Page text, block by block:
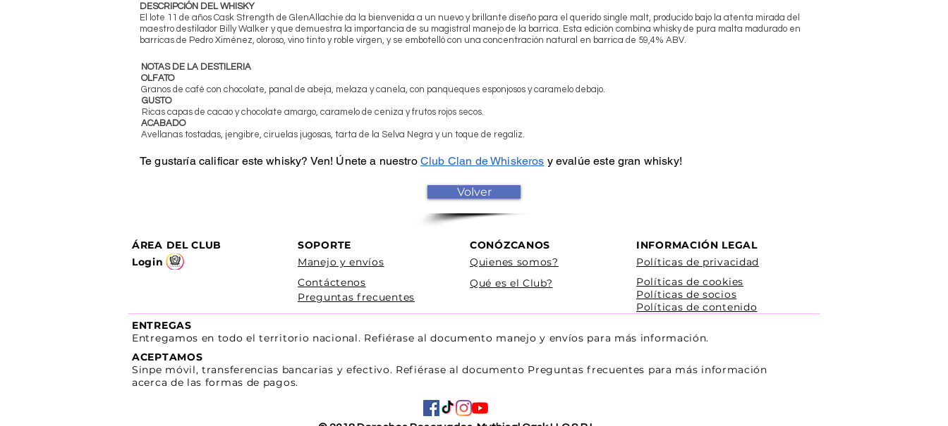
DESCRIPCIÓN DEL WHISKY
El lote 11 de años Cask Strength de GlenAllachie da la bienvenida a un nuevo y brillante diseño para el querido single malt, producido bajo la atenta mirada del
maestro destilador Billy Walker y que demuestra la importancia de su magistral manejo de la barrica. Esta edición combina whisky de pura malta madurado en
barricas de Pedro Ximénez, oloroso, vino tinto y roble virgen, y se embotelló con una concentración natural en barrica de 59,4% ABV.
NOTAS DE LA DESTILERIA
OLFATO
Granos de café con chocolate, panal de abeja, melaza y canela, con panqueques esponjosos y caramelo debajo.
GUSTO
Ricas capas de cacao y chocolate amargo, caramelo de ceniza y frutos rojos secos.
ACABADO
Avellanas tostadas, jengibre, ciruelas jugosas, tarta de la Selva Negra y un toque de regaliz.
Te gustaría calificar este whisky? Ven! Únete a nuestro Club Clan de Whiskeros y evalúe este gran whisky!
Volver
ÁREA DEL CLUB
Login
SOPORTE
Manejo y envíos
Contáctenos
CONÓZCANOS
Quienes somos?
Qué es el Club?
Preguntas frecuentes
INFORMACIÓN LEGAL
Políticas de privacidad
Políticas de cookies
Políticas de socios
Políticas de contenido
ENTREGAS
Entregamos en todo el territorio nacional. Refiérase al documento manejo y envíos para más información.
ACEPTAMOS
Sinpe móvil, transferencias bancarias y efectivo. Refiérase al documento Preguntas frecuentes para más información
acerca de las formas de pagos.